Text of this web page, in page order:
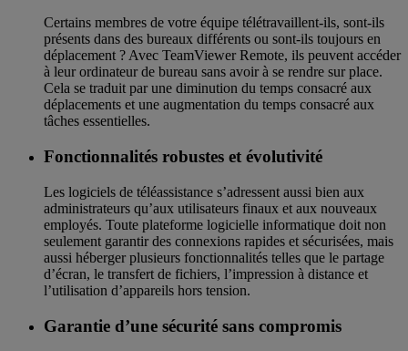
Certains membres de votre équipe télétravaillent-ils, sont-ils
présents dans des bureaux différents ou sont-ils toujours en
déplacement ? Avec TeamViewer Remote, ils peuvent accéder
à leur ordinateur de bureau sans avoir à se rendre sur place.
Cela se traduit par une diminution du temps consacré aux
déplacements et une augmentation du temps consacré aux
tâches essentielles.
Fonctionnalités robustes et évolutivité
Les logiciels de téléassistance s’adressent aussi bien aux
administrateurs qu’aux utilisateurs finaux et aux nouveaux
employés. Toute plateforme logicielle informatique doit non
seulement garantir des connexions rapides et sécurisées, mais
aussi héberger plusieurs fonctionnalités telles que le partage
d’écran, le transfert de fichiers, l’impression à distance et
l’utilisation d’appareils hors tension.
Garantie d’une sécurité sans compromis